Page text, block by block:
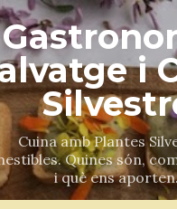
Salta al contingut
i
Cuina amb Plantes
Quines són,
i què ens